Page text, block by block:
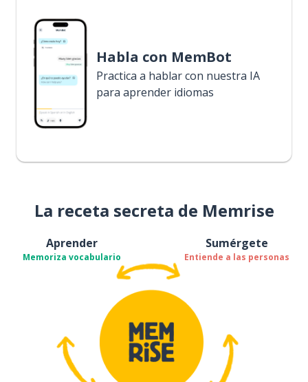
Habla con MemBot
Practica a hablar con nuestra IA
para aprender idiomas
La receta secreta de Memrise
Aprender
Memoriza vocabulario
Sumérgete
Entiende a las personas